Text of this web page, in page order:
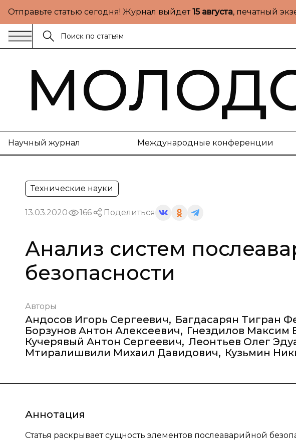
Отправьте статью сегодня! Журнал выйдет15 августа, печатный
Научный журнал Международные конференции
Технические науки
13.03.2020 166 Поделиться
Анализ систем
безопасности
Авторы
Андосов Игорь Сергеевич, Багдасарян Тигран
Борзунов Антон Алексеевич, Гнездилов Максим
Кучерявый Антон Сергеевич, Леонтьев Олег
Мтиралишвили Михаил Давидович, Кузьмин
Аннотация
Статья раскрывает сущность элементов послеаварийной